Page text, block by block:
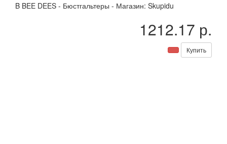
B BEE DEES - Бюстгальтеры - Магазин: Skupidu
1212.17 р.
Купить